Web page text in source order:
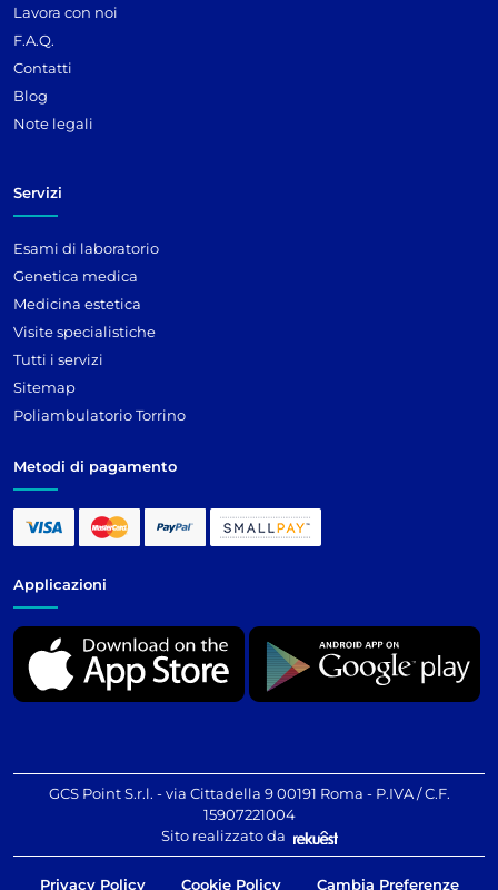
Lavora con noi
F.A.Q.
Contatti
Blog
Note legali
Servizi
Esami di laboratorio
Genetica medica
Medicina estetica
Visite specialistiche
Tutti i servizi
Sitemap
Poliambulatorio Torrino
Metodi di pagamento
Applicazioni
GCS Point S.r.l. - via Cittadella 9 00191 Roma - P.IVA / C.F.
15907221004
Sito realizzato da
Privacy Policy Cookie Policy Cambia Preferenze